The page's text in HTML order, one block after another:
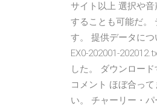
サイト以上 選択や
することも可能だ。
す。 提供データに
EX0-202001-
した。 ダウンロー
コメント ほぼ合っ
い。 チャーリー・